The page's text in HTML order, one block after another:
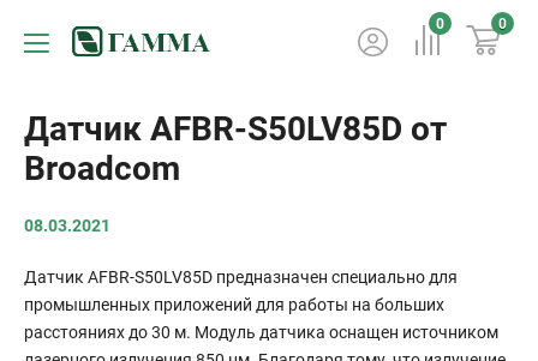
0 0
Датчик AFBR-S50LV85D от
Broadcom
08.03.2021
Датчик AFBR-S50LV85D предназначен специально для
промышленных приложений для работы на больших
расстояниях до 30 м. Модуль датчика оснащен источником